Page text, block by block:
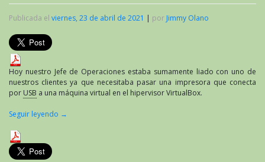
Publicada el viernes, 23 de abril de 2021 | por Jimmy Olano
Hoy nuestro Jefe de Operaciones estaba sumamente liado con uno de
nuestros clientes ya que necesitaba pasar una impresora que conecta
por USB a una máquina virtual en el hipervisor VirtualBox.
Seguir leyendo →